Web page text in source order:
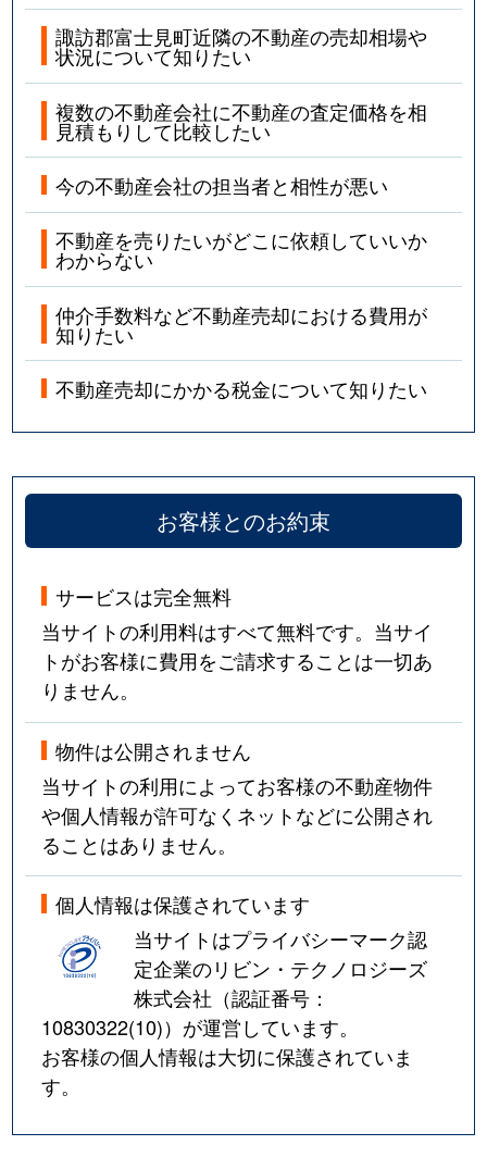
諏訪郡富士見町近隣の不動産の売却相場や
状況について知りたい
複数の不動産会社に不動産の査定価格を相
見積もりして比較したい
今の不動産会社の担当者と相性が悪い
不動産を売りたいがどこに依頼していいか
わからない
仲介手数料など不動産売却における費用が
知りたい
不動産売却にかかる税金について知りたい
お客様とのお約束
サービスは完全無料
当サイトの利用料はすべて無料です。当サイ
トがお客様に費用をご請求することは一切あ
りません。
物件は公開されません
当サイトの利用によってお客様の不動産物件
や個人情報が許可なくネットなどに公開され
ることはありません。
個人情報は保護されています
当サイトはプライバシーマーク認
定企業のリビン・テクノロジーズ
株式会社（認証番号：
10830322(10)）が運営しています。
お客様の個人情報は大切に保護されていま
す。